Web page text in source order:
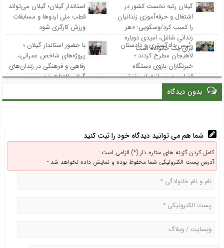
گیلان رتبه نخست کشور در
اشتغال و حرفه‌آموزی زندانیان
را کسب کرد/وسکویی: «هر
زندانیِ شاغل، امیدی دوباره
برای یک خانواده است
استاندار گیلان؛ گیلان می‌تواند
قطب ملی اردوها و مسابقات
ورزش کارگری شود
رئیس دادگستری و دادستان
لاهیجان مطرح کردند ؛
خبرنگاران بازوی دستگاه
قضایی در صیانت از حقوق
عامه هستند
با حضور استاندار گیلان ؛
پروژه‌های شاخص عمرانی،
رفاهی و فرهنگی در زندان‌های
گیلان افتتاح شد
بدون دیدگاه
شما هم می توانید دیدگاه خود را ثبت کنید
کامل کردن گزینه های ستاره دار (*) الزامی است -
آدرس پست الکترونیکی شما محفوظ بوده و نمایش داده نخواهد شد -